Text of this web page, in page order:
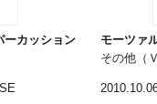
ーカッション
その他（